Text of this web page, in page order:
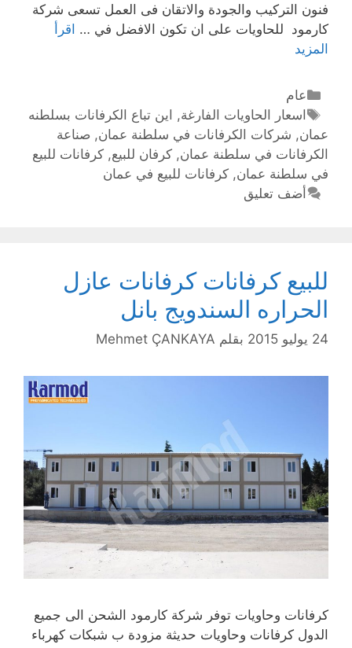
فنون التركيب والجودة والاتقان فى العمل تسعى شركة
كارمود للحاويات على ان تكون الافضل في … اقرأ
المزيد
عام
اسعار الحاويات الفارغة, اين تباع الكرفانات بسلطنه
عمان, شركات الكرفانات في سلطنة عمان, صناعة
الكرفانات في سلطنة عمان, كرفان للبيع, كرفانات للبيع
في سلطنة عمان, كرفانات للبيع في عمان
أضف تعليق
للبيع كرفانات كرفانات عازل
الحراره السندويج بانل
24 يوليو 2015 بقلم Mehmet ÇANKAYA
كرفانات وحاويات توفر شركة كارمود الشحن الى جميع
الدول كرفانات وحاويات حديثة مزودة ب شبكات كهرباء